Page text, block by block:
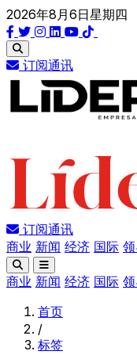
2026年8月6日星期四
订阅通讯
订阅通讯
商业 新闻 经济 国际
商业 新闻 经济 国际
首页
/
标签